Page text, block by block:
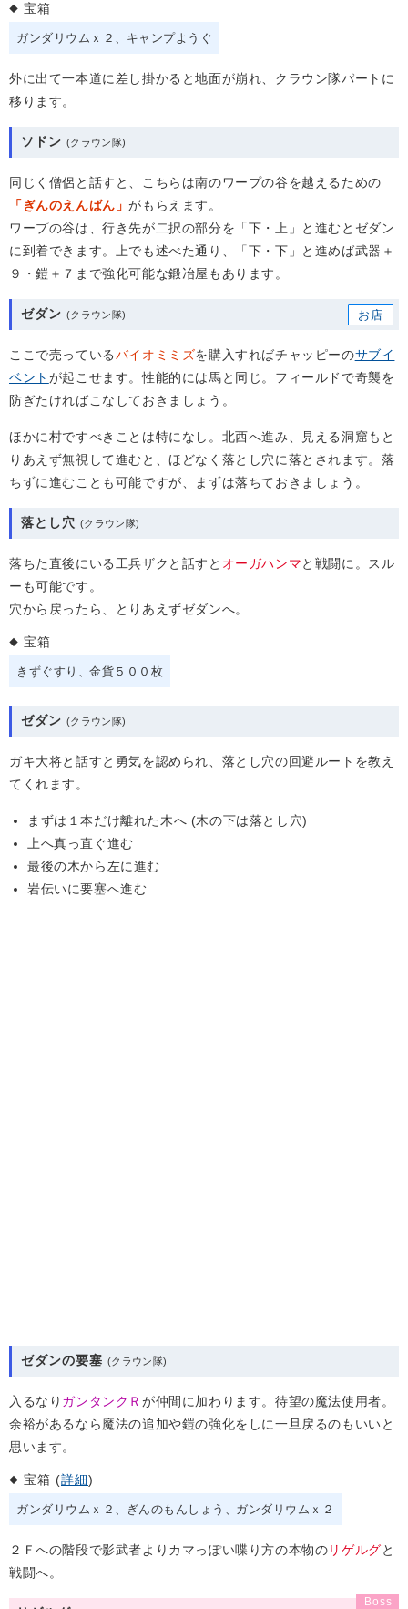
宝箱
ガンダリウムｘ２ キャンプようぐ
外に出て一本道に差し掛かると地面が崩れ、クラウン隊パートに
移ります。
ソドン
同じく僧侶と話すと、こちらは南のワープの谷を越えるための
「ぎんのえんばん」がもらえます。
ワープの谷は、行き先が二択の部分を「下・上」と進むとゼダン
に到着できます。上でも述べた通り、「下・下」と進めば武器＋
９・鎧＋７まで強化可能な鍛冶屋もあります。
ゼダン
ここで売っているバイオミミズを購入すればチャッピーのサブイ
ベント が起こせます。性能的には馬と同じ。フィールドで奇襲を
防ぎたければこなしておきましょう。
ほかに村ですべきことは特になし。北西へ進み、見える洞窟もと
りあえず無視して進むと、ほどなく落とし穴に落とされます。落
ちずに進むことも可能ですが、まずは落ちておきましょう。
落とし穴
落ちた直後にいる工兵ザクと話すと オーガハンマと戦闘に。スル
ーも可能です。
穴から戻ったら、とりあえずゼダンへ。
宝箱
きずぐすり 金貨５００枚
ゼダン
ガキ大将と話すと勇気を認められ、落とし穴の回避ルートを教え
てくれます。
まずは１本だけ離れた木へ (木の下は落とし穴)
上へ真っ直ぐ進む
最後の木から左に進む
岩伝いに要塞へ進む
ゼダンの要塞
入るなり ガンタンクＲが仲間に加わります。待望の魔法使用者。
余裕があるなら魔法の追加や鎧の強化をしに一旦戻るのもいいと
思います。
宝箱 (詳細)
ガンダリウムｘ２ ぎんのもんしょう ガンダリウムｘ２
２Ｆへの階段で影武者よりカマっぽい喋り方の本物のリゲルグと
戦闘へ。